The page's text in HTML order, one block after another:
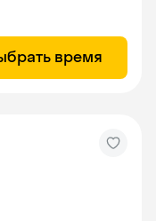
время